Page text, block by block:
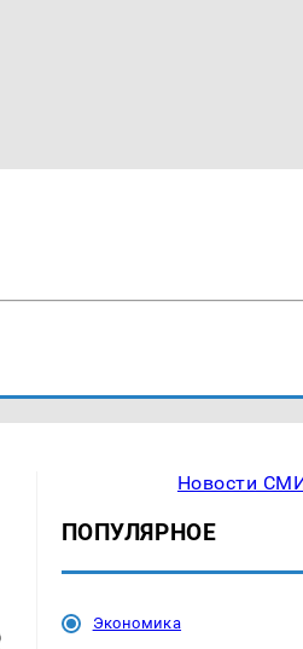
Новости
ПОПУЛЯРНОЕ
Экономика